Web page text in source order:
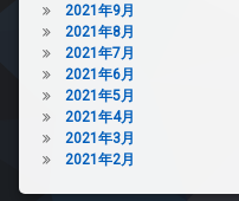
2021年9月
2021年8月
2021年7月
2021年6月
2021年5月
2021年4月
2021年3月
2021年2月